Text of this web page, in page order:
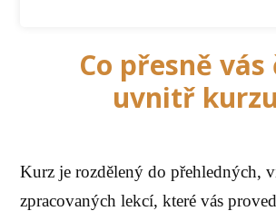
Co přesně vás
uvnitř
Kurz je rozdělený do přehledných,
zpracovaných lekcí, které vás